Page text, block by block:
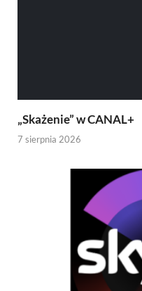
„Skażenie” w CANAL+
7 sierpnia 2026